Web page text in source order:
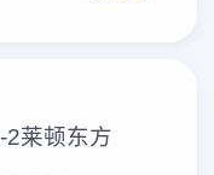
2莱顿东方